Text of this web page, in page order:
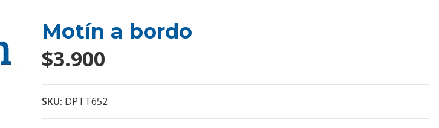
Motín a bordo
$3.900
SKU: DPTT652